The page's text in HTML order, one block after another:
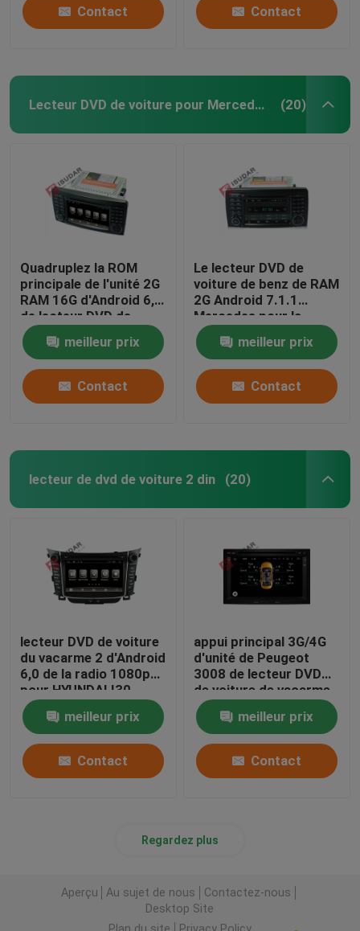
Contact Contact
Lecteur DVD de voiture pour Mercedes Benz (20)
Quadruplez la ROM
principale de l'unité 2G
RAM 16G d'Android 6,0
de lecteur DVD de
voiture de benz de
Mercedes de noyau
meilleur prix
Contact
Le lecteur DVD de
voiture de benz de RAM
2G Android 7.1.1
Mercedes pour la
classe HMDI du benz R
a produit facultatif
meilleur prix
Contact
lecteur de dvd de voiture 2 din (20)
lecteur DVD de voiture
du vacarme 2 d'Android
6,0 de la radio 1080p
pour HYUNDAI I30
2011-2013
meilleur prix
Contact
appui principal 3G/4G
d'unité de Peugeot
3008 de lecteur DVD
de voiture de vacarme
d'Android 2 de noyau
de 1024x600 Octa
meilleur prix
Contact
Regardez plus
Aperçu Au sujet de nous
Contactez-nous
Desktop Site
Plan du site
Privacy Policy